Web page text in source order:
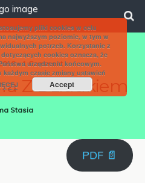
• 1 Comment
Z Dziadkiem
Stasia
PDF 📄
pliki cookies w celu
najwyższym poziomie, w tym w
potrzeb. Korzystanie z
cookies oznacza, że
urządzeniu końcowym.
czasie zmiany ustawień
Accept